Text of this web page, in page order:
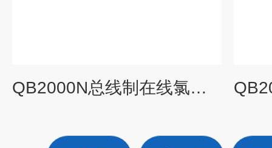
QB2000N总线制在线氯气有毒气体检测报警器